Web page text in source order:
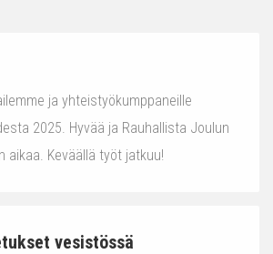
ja yhteistyökumppaneille
2025. Hyvää ja Rauhallista Joulun
aikaa. Keväällä työt jatkuu!
vesistössä